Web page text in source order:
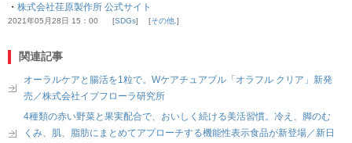
・ 株式会社荏原製作所 公式サイト
2021年05月28日 15：00 SDGs その他.
関連記事
オーラルケアと腸活を1粒で。Wケアチュアブル「オラフル クリア」新発
売／株式会社イブフローラ研究所
4種類の赤い野菜と果実配合で、おいしく続ける美活習慣。冷え、脚のむ
くみ、肌、脂肪にまとめてアプローチする機能性表示食品が新登場／新日